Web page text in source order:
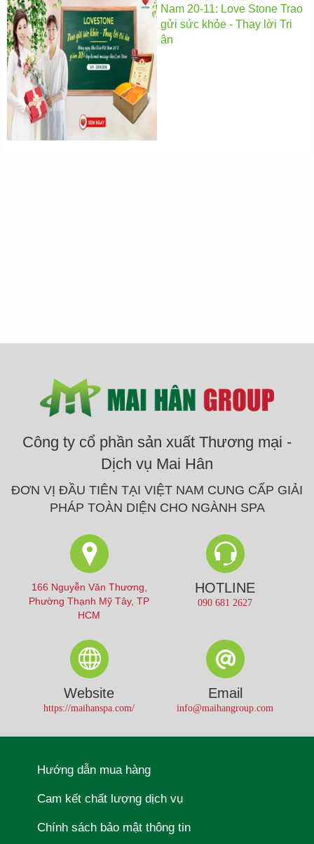
Nam 20-11: Love Stone Trao
gửi sức khỏe - Thay lời Tri
ân
Công ty cổ phần sản xuất Thương mại -
Dịch vụ Mai Hân
ĐƠN VỊ ĐẦU TIÊN TẠI VIỆT NAM CUNG CẤP GIẢI
PHÁP TOÀN DIỆN CHO NGÀNH SPA
166 Nguyễn Văn Thương,
Phường Thạnh Mỹ Tây, TP
HCM
HOTLINE
090 681 2627
Website
https://maihanspa.com/
Email
info@maihangroup.com
Hướng dẫn mua hàng
Cam kết chất lượng dịch vụ
Chính sách bảo mật thông tin